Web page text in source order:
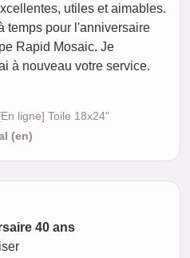
utiles et aimables.
temps pour l'anniversaire
Rapid Mosaic. Je
à nouveau votre service.
ligne] Toile 18x24"
(en)
40 ans